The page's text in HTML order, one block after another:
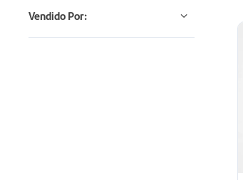
Vendido Por: